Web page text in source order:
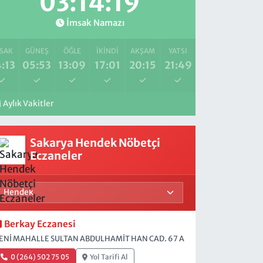
İmsak Namazı
GÜNEŞ
05:53
ÖĞLE
13:09
İKINDI
17:01
AKŞAM
20:15
YATSI
21:49
Aylık Vakitler
Sakarya Hendek Nöbetçi
Eczaneler
Berkay Eczanesi
MAHALLE SULTAN ABDULHAMİT HAN CAD. 67 A
0 (264) 502 75 05 Yol Tarifi Al